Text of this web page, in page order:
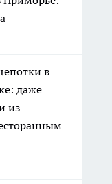
в
даже
из